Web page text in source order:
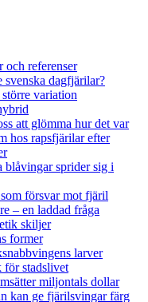
och referenser
dagfjärilar?
variation
att glömma hur det var
hos rapsfjärilar efter
blåvingar sprider sig i
försvar mot fjäril
– en laddad fråga
skiljer
former
larver
för stadslivet
miljontals dollar
kan ge fjärilsvingar färg